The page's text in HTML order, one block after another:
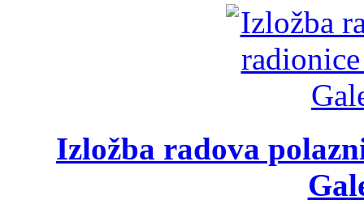
Izložba radova